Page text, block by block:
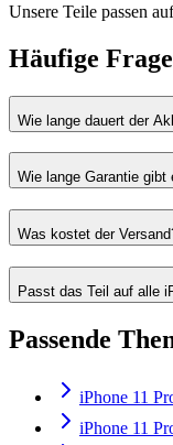
Unsere Teile passen
Häufige
Wie lange dauert der
Wie lange Garantie gibt
Was kostet der
Passt das Teil auf alle
Passende
iPhone 11
iPhone 11